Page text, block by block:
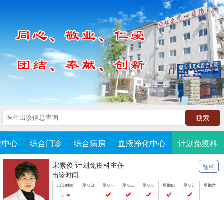
搜索
心 综合门诊 综合病房 血液净化中心 计划免疫科
宋素俊 计划免疫科主任
出诊时间
出诊时间 星期日 星期一 星期二 星期三 星期四 星期五
星期六
上 午
预约